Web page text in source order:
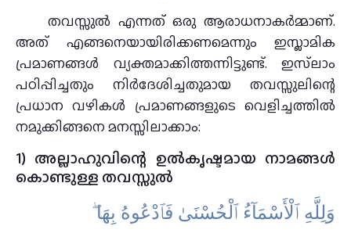
തവസ്സുല്‍ എന്നത് ഒരു ആരാധനാകര്‍മ്മാണ്.
അത് എങ്ങനെയായിരിക്കണമെന്നും ഇസ്ലാമിക
പ്രമാണങ്ങള്‍ വ്യക്തമാക്കിത്തന്നിട്ടുണ്ട്. ഇസ്‌ലാം
പഠിപ്പിച്ചതും നിര്‍ദേശിച്ചതുമായ തവസ്സുലിന്റെ
പ്രധാന വഴികള്‍ പ്രമാണങ്ങളുടെ വെളിച്ചത്തില്‍
നമുക്കിങ്ങനെ മനസ്സിലാക്കാം:
1) അല്ലാഹുവിന്റെ ഉല്‍കൃഷ്ടമായ നാമങ്ങള്‍
കൊണ്ടുള്ള തവസ്സുല്‍
وَلِلَّهِ ٱلْأَسْمَآءُ ٱلْحُسْنَىٰ فَٱدْعُوهُ بِهَا ۖ